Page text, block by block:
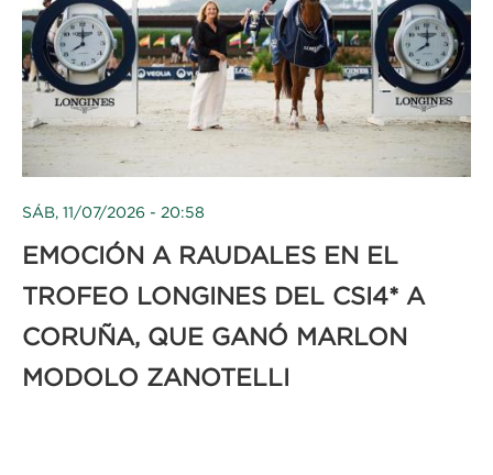
SÁB, 11/07/2026 - 20:58
EMOCIÓN A RAUDALES EN EL
TROFEO LONGINES DEL CSI4* A
CORUÑA, QUE GANÓ MARLON
MODOLO ZANOTELLI